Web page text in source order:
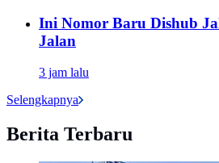
Ini Nomor Baru Dishub
Jalan
3 jam lalu
Selengkapnya
Berita Terbaru